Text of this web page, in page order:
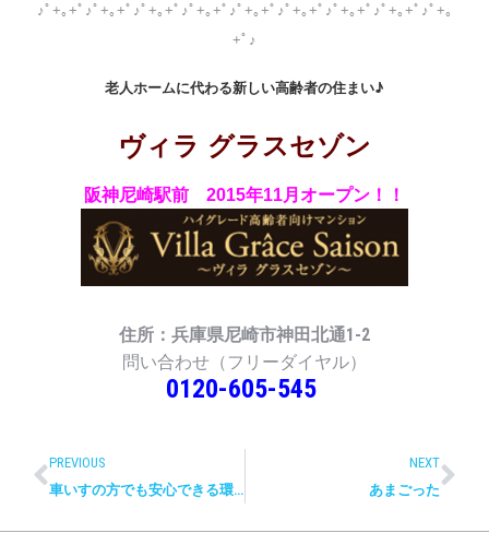
♪ﾟ+｡+ﾟ♪ﾟ+｡+ﾟ♪ﾟ+｡+ﾟ♪ﾟ+｡+ﾟ♪ﾟ+｡+ﾟ♪ﾟ+｡+ﾟ♪ﾟ+｡+ﾟ♪ﾟ+｡+ﾟ♪ﾟ+｡
+ﾟ♪
老人ホームに代わる新しい高齢者の住まい♪
ヴィラ グラスセゾン
阪神尼崎駅前 2015年11月オープン！！
住所：兵庫県尼崎市神田北通1-2
問い合わせ（フリーダイヤル）
0120-605-545
PREVIOUS
車いすの方でも安心できる環境とサポート体制
NEXT
あまごった